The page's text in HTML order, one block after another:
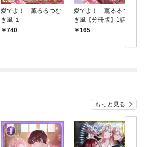
愛でよ！ 薫るるつむ
ぎ風 １
740
愛でよ！ 薫るるつむ
ぎ風【分冊版】1話
165
もっと見る